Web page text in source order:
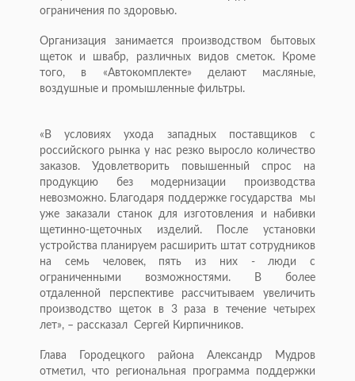
ограничения по здоровью.
Организация занимается производством бытовых
щеток и швабр, различных видов сметок. Кроме
того, в «Автокомплекте» делают масляные,
воздушные и промышленные фильтры.
«В условиях ухода западных поставщиков с
российского рынка у нас резко выросло количество
заказов. Удовлетворить повышенный спрос на
продукцию без модернизации производства
невозможно. Благодаря поддержке государства мы
уже заказали станок для изготовления и набивки
щетинно-щеточных изделий. После установки
устройства планируем расширить штат сотрудников
на семь человек, пять из них - люди с
ограниченными возможностями. В более
отдаленной перспективе рассчитываем увеличить
производство щеток в 3 раза в течение четырех
лет», – рассказал Сергей Кирпичников.
Глава Городецкого района Александр Мудров
отметил, что региональная программа поддержки